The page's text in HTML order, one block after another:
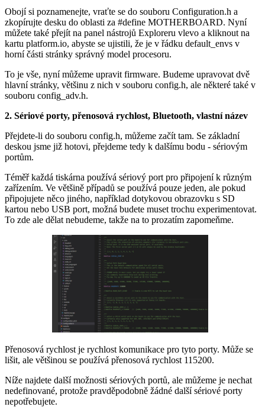
Obojí si poznamenejte, vraťte se do souboru Configuration.h a
zkopírujte desku do oblasti za #define MOTHERBOARD. Nyní
můžete také přejít na panel nástrojů Exploreru vlevo a kliknout na
kartu platform.io, abyste se ujistili, že je v řádku default_envs v
horní části stránky správný model procesoru.
To je vše, nyní můžeme upravit firmware. Budeme upravovat dvě
hlavní stránky, většinu z nich v souboru config.h, ale některé také v
souboru config_adv.h.
2. Sériové porty, přenosová rychlost, Bluetooth, vlastní název
Přejdete-li do souboru config.h, můžeme začít tam. Se základní
deskou jsme již hotovi, přejdeme tedy k dalšímu bodu - sériovým
portům.
Téměř každá tiskárna používá sériový port pro připojení k různým
zařízením. Ve většině případů se používá pouze jeden, ale pokud
připojujete něco jiného, například dotykovou obrazovku s SD
kartou nebo USB port, možná budete muset trochu experimentovat.
To zde ale dělat nebudeme, takže na to prozatím zapomeňme.
Přenosová rychlost je rychlost komunikace pro tyto porty. Může se
lišit, ale většinou se používá přenosová rychlost 115200.
Níže najdete další možnosti sériových portů, ale můžeme je nechat
nedefinované, protože pravděpodobně žádné další sériové porty
nepotřebujete.